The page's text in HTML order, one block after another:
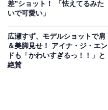
差”ショット！ 「怯えてるみた
いで可愛い」
広瀬すず、モデルショットで肩
＆美脚見せ！ アイナ・ジ・エン
ドも「かわいすぎるっ！！」と
絶賛